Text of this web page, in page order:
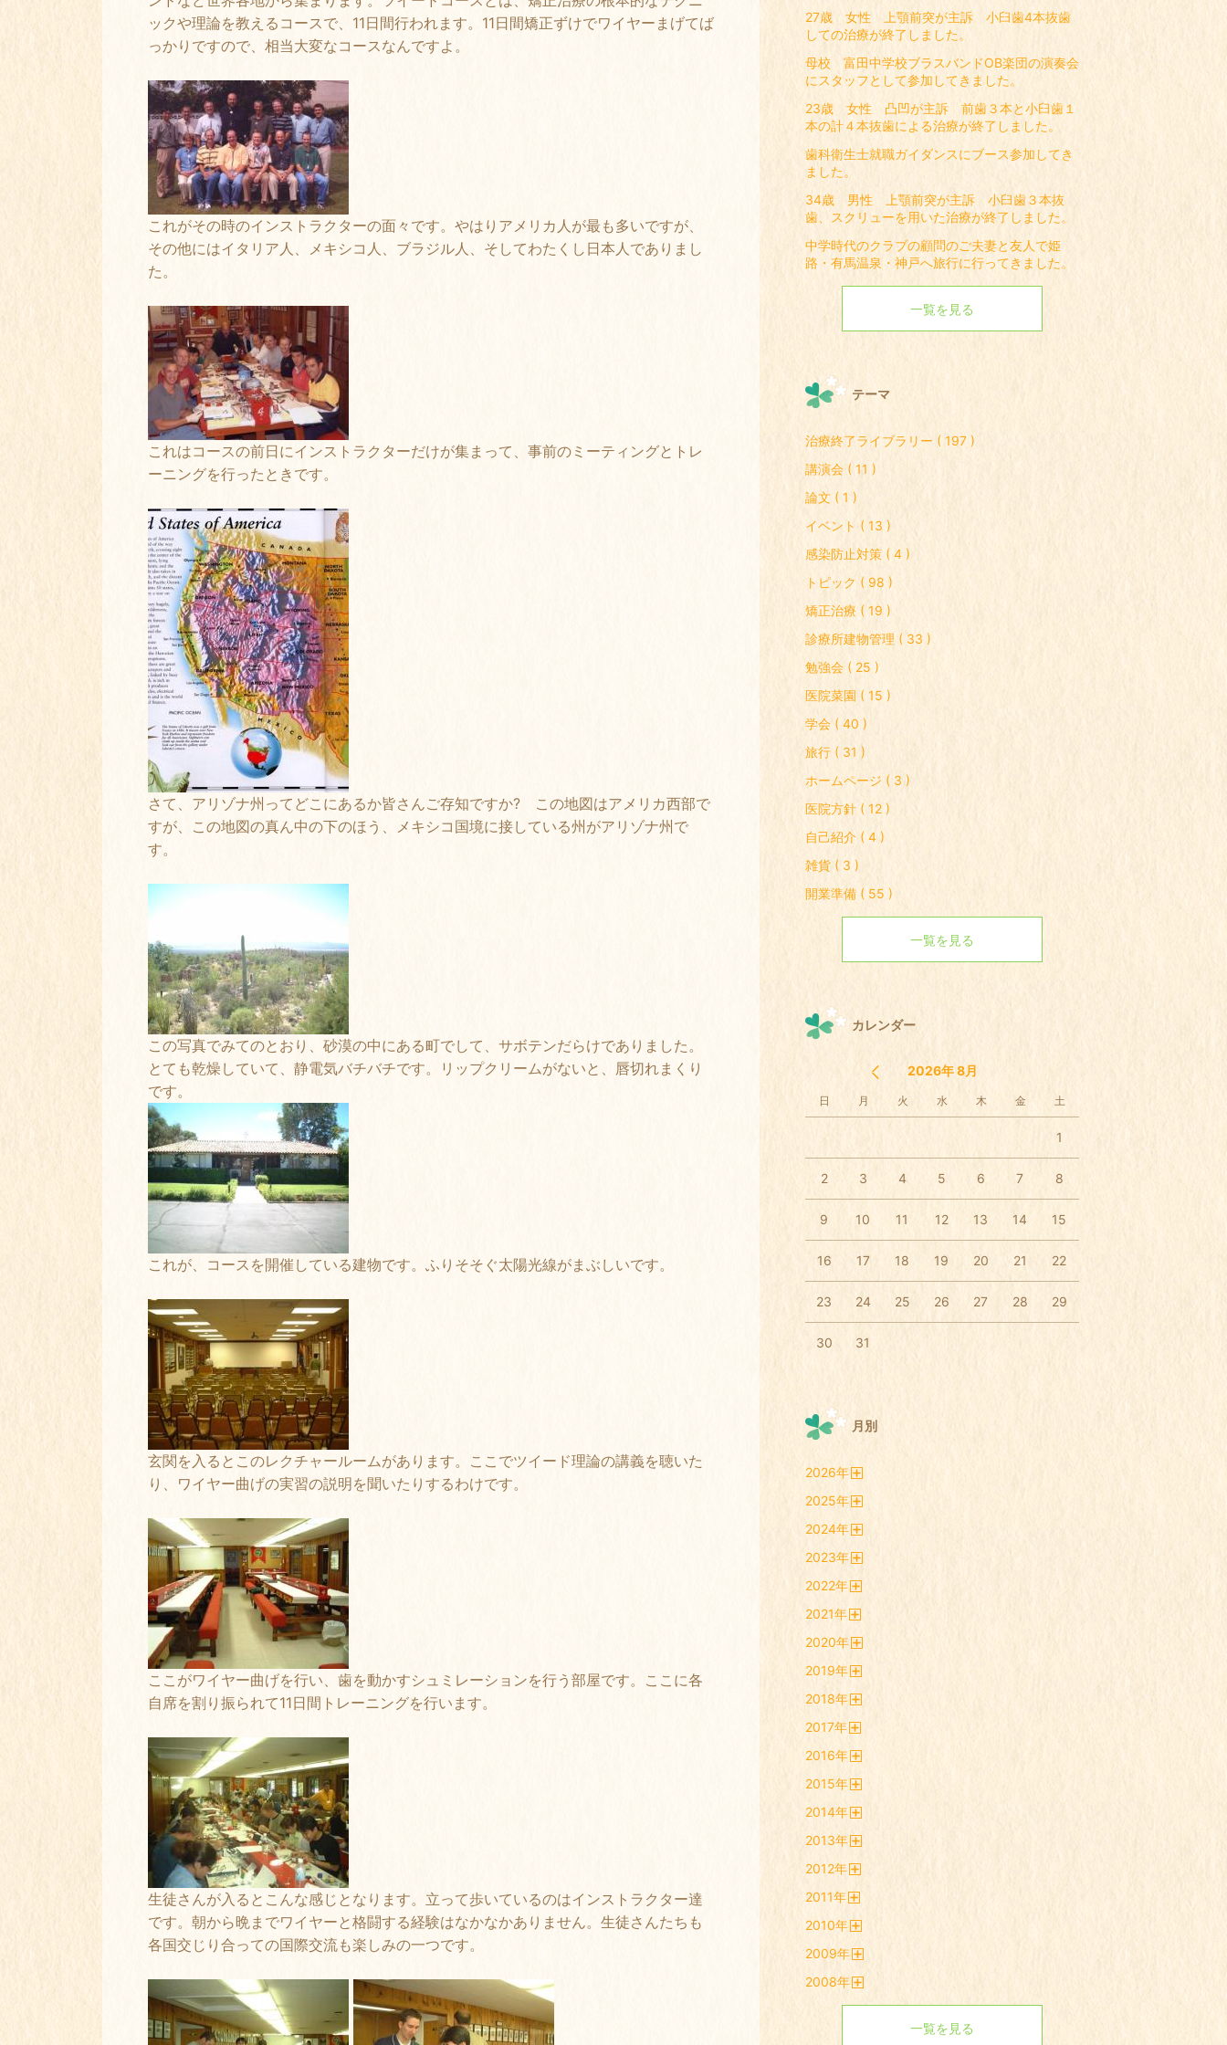
ックや理論を教えるコースで、11日間行われます。11日間矯正ずけでワイヤーまげてば
っかりですので、相当大変なコースなんですよ。
これがその時のインストラクターの面々です。やはりアメリカ人が最も多いですが、
その他にはイタリア人、メキシコ人、ブラジル人、そしてわたくし日本人でありまし
た。
これはコースの前日にインストラクターだけが集まって、事前のミーティングとトレ
ーニングを行ったときです。
さて、アリゾナ州ってどこにあるか皆さんご存知ですか? この地図はアメリカ西部で
すが、この地図の真ん中の下のほう、メキシコ国境に接している州がアリゾナ州で
す。
この写真でみてのとおり、砂漠の中にある町でして、サボテンだらけでありました。
とても乾燥していて、静電気バチバチです。リップクリームがないと、唇切れまくり
です。
これが、コースを開催している建物です。ふりそそぐ太陽光線がまぶしいです。
玄関を入るとこのレクチャールームがあります。ここでツイード理論の講義を聴いた
り、ワイヤー曲げの実習の説明を聞いたりするわけです。
ここがワイヤー曲げを行い、歯を動かすシュミレーションを行う部屋です。ここに各
自席を割り振られて11日間トレーニングを行います。
生徒さんが入るとこんな感じとなります。立って歩いているのはインストラクター達
です。朝から晩までワイヤーと格闘する経験はなかなかありません。生徒さんたちも
各国交じり合っての国際交流も楽しみの一つです。
27歳 女性 上顎前突が主訴 小臼歯4本抜歯
しての治療が終了しました。
母校 富田中学校ブラスバンドOB楽団の演奏会
にスタッフとして参加してきました。
23歳 女性 凸凹が主訴 前歯３本と小臼歯１
本の計４本抜歯による治療が終了しました。
歯科衛生士就職ガイダンスにブース参加してき
ました。
34歳 男性 上顎前突が主訴 小臼歯３本抜
歯、スクリューを用いた治療が終了しました。
中学時代のクラブの顧問のご夫妻と友人で姫
路・有馬温泉・神戸へ旅行に行ってきました。
一覧を見る
テーマ
治療終了ライブラリー ( 197 )
講演会 ( 11 )
論文 ( 1 )
イベント ( 13 )
感染防止対策 ( 4 )
トピック ( 98 )
矯正治療 ( 19 )
診療所建物管理 ( 33 )
勉強会 ( 25 )
医院菜園 ( 15 )
学会 ( 40 )
旅行 ( 31 )
ホームページ ( 3 )
医院方針 ( 12 )
自己紹介 ( 4 )
雑貨 ( 3 )
開業準備 ( 55 )
一覧を見る
カレンダー
2026年 8月
日 月 火 水 木 金 土
1
2 3 4 5 6 7 8
9 10 11 12 13 14 15
16 17 18 19 20 21 22
23 24 25 26 27 28 29
30 31
月別
2026年
2025年
2024年
2023年
2022年
2021年
2020年
2019年
2018年
2017年
2016年
2015年
2014年
2013年
2012年
2011年
2010年
2009年
開
2008年
一覧を見る